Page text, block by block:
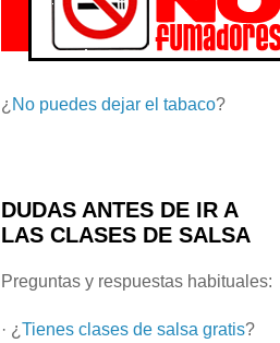
¿ No puedes dejar el tabaco?
DUDAS ANTES DE IR A
LAS CLASES DE SALSA
Preguntas y respuestas habituales:
· ¿ Tienes clases de salsa gratis?